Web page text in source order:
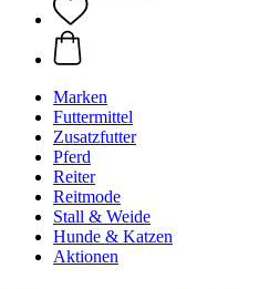
Marken
Futtermittel
Zusatzfutter
Pferd
Reiter
Reitmode
Stall & Weide
Hunde & Katzen
Aktionen